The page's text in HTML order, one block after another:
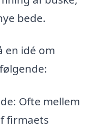
bede.
en idé om
Ofte mellem
firmaets